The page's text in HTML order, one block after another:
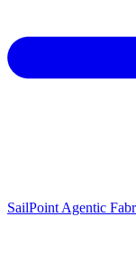
SailPoint Agentic